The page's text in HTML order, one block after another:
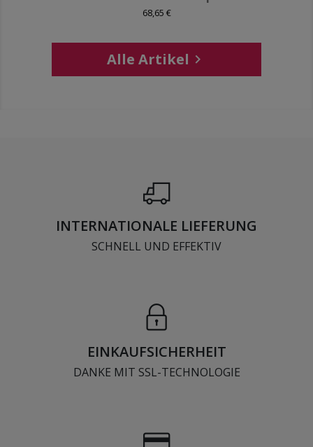
68,65 €
Alle Artikel 
INTERNATIONALE LIEFERUNG
SCHNELL UND EFFEKTIV
EINKAUFSICHERHEIT
DANKE MIT SSL-TECHNOLOGIE